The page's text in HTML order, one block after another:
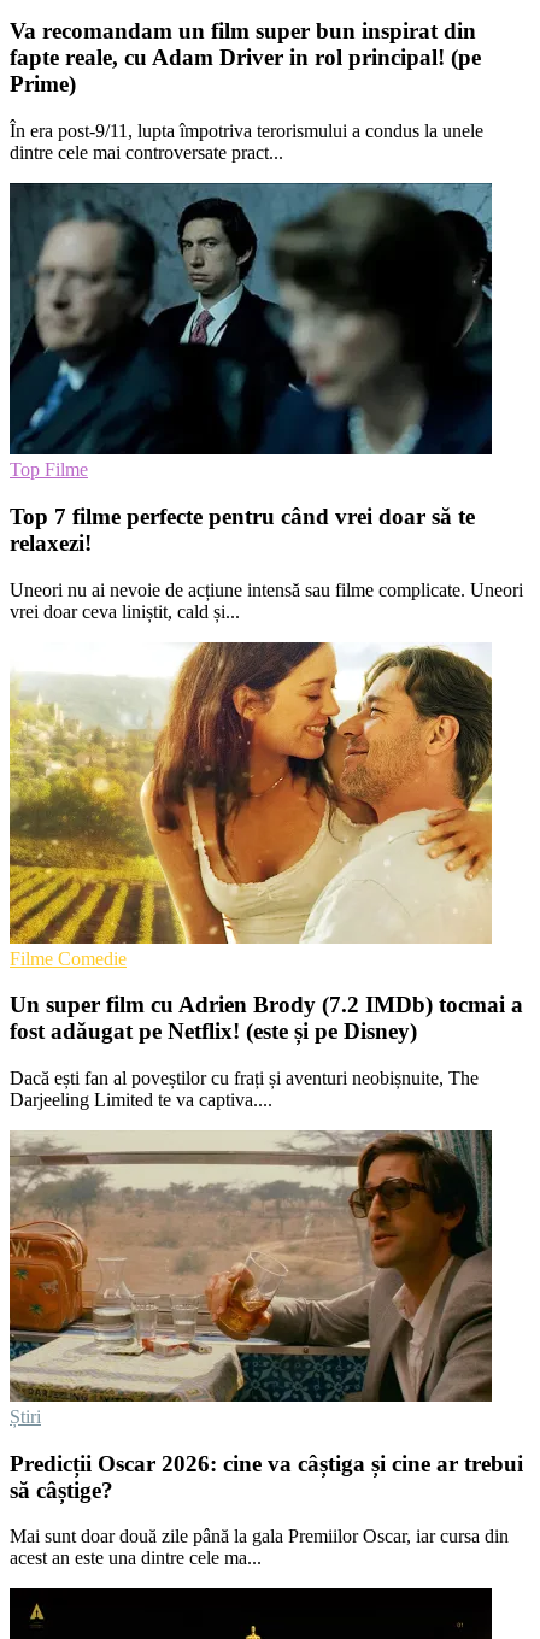
Va recomandam un film super bun inspirat din
fapte reale, cu Adam Driver in rol principal! (pe
Prime)
În era post-9/11, lupta împotriva terorismului a condus la unele
dintre cele mai controversate pract...
Top Filme
Top 7 filme perfecte pentru când vrei doar să te
relaxezi!
Uneori nu ai nevoie de acțiune intensă sau filme complicate. Uneori
vrei doar ceva liniștit, cald și...
Filme Comedie
Un super film cu Adrien Brody (7.2 IMDb) tocmai a
fost adăugat pe Netflix! (este și pe Disney)
Dacă ești fan al poveștilor cu frați și aventuri neobișnuite, The
Darjeeling Limited te va captiva....
Știri
Predicții Oscar 2026: cine va câștiga și cine ar trebui
să câștige?
Mai sunt doar două zile până la gala Premiilor Oscar, iar cursa din
acest an este una dintre cele ma...